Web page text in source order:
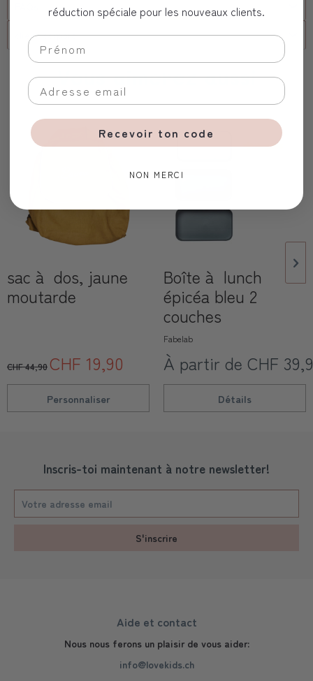
client corporel
Vous aimerez aussi
sac à dos, jaune
moutarde
CHF 44,90CHF 19,90
Personnaliser
Boîte à lunch
épicéa bleu 2
couches
Fabelab
À partir de CHF
Détails
Inscris-toi maintenant à notre newsletter!
S'inscrire
Aide et contact
Nous nous ferons un plaisir de vous aider:
info@lovekids.ch
réduction spéciale pour les nouveaux clients.
Recevoir ton code
NON MERCI